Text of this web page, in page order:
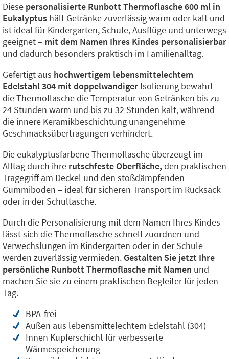
Diese personalisierte Runbott Thermoflasche 600 ml in
Eukalyptus hält Getränke zuverlässig warm oder kalt und
ist ideal für Kindergarten, Schule, Ausflüge und unterwegs
geeignet – mit dem Namen Ihres Kindes personalisierbar
und dadurch besonders praktisch im Familienalltag.
Gefertigt aus hochwertigem lebensmittelechtem
Edelstahl 304 mit doppelwandiger Isolierung bewahrt
die Thermoflasche die Temperatur von Getränken bis zu
24 Stunden warm und bis zu 32 Stunden kalt, während
die innere Keramikbeschichtung unangenehme
Geschmacksübertragungen verhindert.
Die eukalyptusfarbene Thermoflasche überzeugt im
Alltag durch ihre rutschfeste Oberfläche, den praktischen
Tragegriff am Deckel und den stoßdämpfenden
Gummiboden – ideal für sicheren Transport im Rucksack
oder in der Schultasche.
Durch die Personalisierung mit dem Namen Ihres Kindes
lässt sich die Thermoflasche schnell zuordnen und
Verwechslungen im Kindergarten oder in der Schule
werden zuverlässig vermieden. Gestalten Sie jetzt Ihre
persönliche Runbott Thermoflasche mit Namen und
machen Sie sie zu einem praktischen Begleiter für jeden
Tag.
BPA-frei
Außen aus lebensmittelechtem Edelstahl (304)
Innen Kupferschicht für verbesserte
Wärmespeicherung